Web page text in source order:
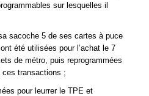
sur lesquelles il
sacoche 5 de ses cartes à puce
été utilisées pour l’achat le 7
de métro, puis reprogrammées
transactions ;
pour leurrer le TPE et